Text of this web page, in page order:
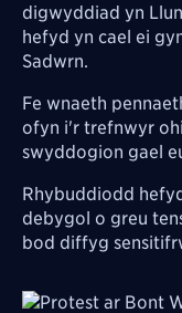
digwyddiad yn
hefyd yn cael ei
Sadwrn.
Fe wnaeth
ofyn i'r trefnwyr
swyddogion gael
Rhybuddiodd
debygol o greu
bod diffyg
Image